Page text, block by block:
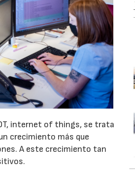
internet of things, se trata
crecimiento más que
A este crecimiento tan